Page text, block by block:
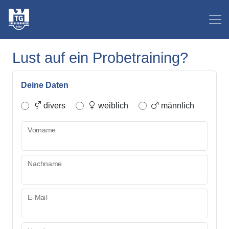
Lust auf ein Probetraining?
Deine Daten
divers weiblich männlich
Vorname
Nachname
E-Mail